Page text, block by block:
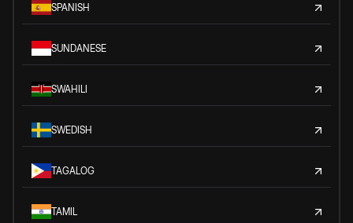
SPANISH
SUNDANESE
SWAHILI
SWEDISH
TAGALOG
TAMIL